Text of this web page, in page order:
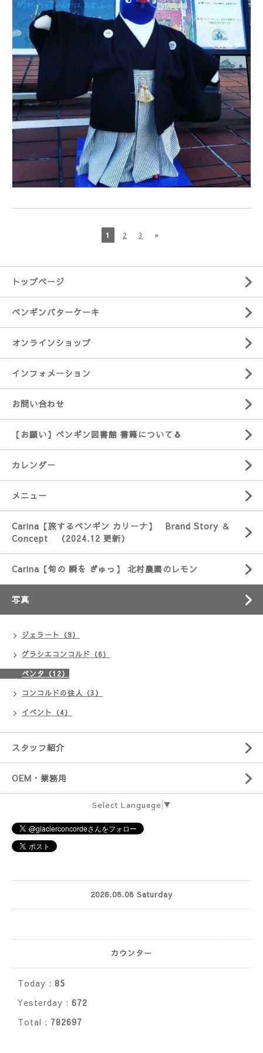
1 2 3 »
トップページ
ペンギンバターケーキ
オンラインショップ
インフォメーション
お問い合わせ
【お願い】ペンギン図書館 書籍について🐧
カレンダー
メニュー
Carina【旅するペンギン カリーナ】 Brand Story ＆
Concept （2024.12 更新）
Carina【旬の 瞬を ぎゅっ】 北村農園のレモン
写真
ジェラート（9）
グラシエコンコルド（6）
ペンタ（12）
コンコルドの住人（3）
イベント（4）
スタッフ紹介
OEM・業務用
Select Language ▼
2026.08.08 Saturday
カウンター
Today : 85
Yesterday : 672
Total : 782697